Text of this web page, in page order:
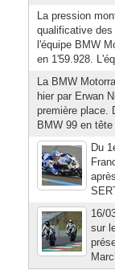
La pression
qualificative des
l'équipe BMW
en 1'59.928.
La BMW
hier par Erwan
première place.
BMW 99 en
Du
16/
sur